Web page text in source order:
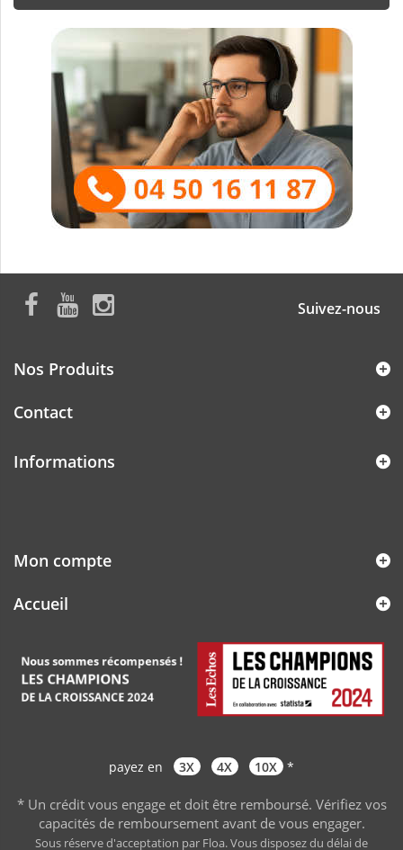
Suivez-nous
Nos Produits
Contact
Informations
Mon compte
Accueil
payez en 3X 4X 10X *
* Un crédit vous engage et doit être remboursé. Vérifiez vos
capacités de remboursement avant de vous engager.
Sous réserve d'acceptation par Floa. Vous disposez du délai de